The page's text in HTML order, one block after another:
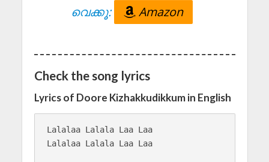
വെക്കൂ:
Amazon
Check the song lyrics
Lyrics of Doore Kizhakkudikkum in English
Lalalaa Lalala Laa Laa
Lalalaa Lalala Laa Laa